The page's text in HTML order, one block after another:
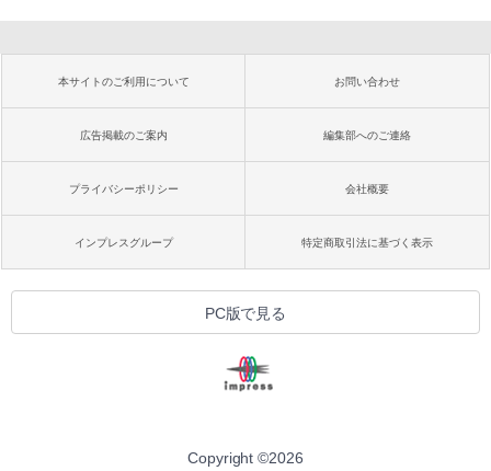
本サイトのご利用について お問い合わせ
広告掲載のご案内 編集部へのご連絡
プライバシーポリシー 会社概要
インプレスグループ 特定商取引法に基づく表示
PC版で見る
Copyright ©2026